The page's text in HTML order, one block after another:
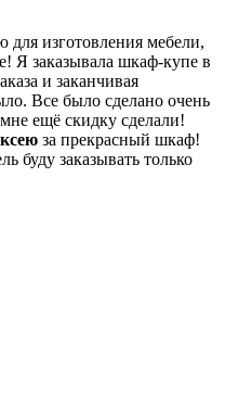
изготовления мебели,
Я заказывала шкаф-купе в
и заканчивая
Все было сделано очень
ещё скидку сделали!
за прекрасный шкаф!
буду заказывать только